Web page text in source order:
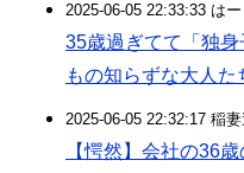
2025-06-05 22:33:33 は
35歳過ぎてて「独
もの知らずな大人た
2025-06-05 22:32:17 稲
【愕然】会社の36